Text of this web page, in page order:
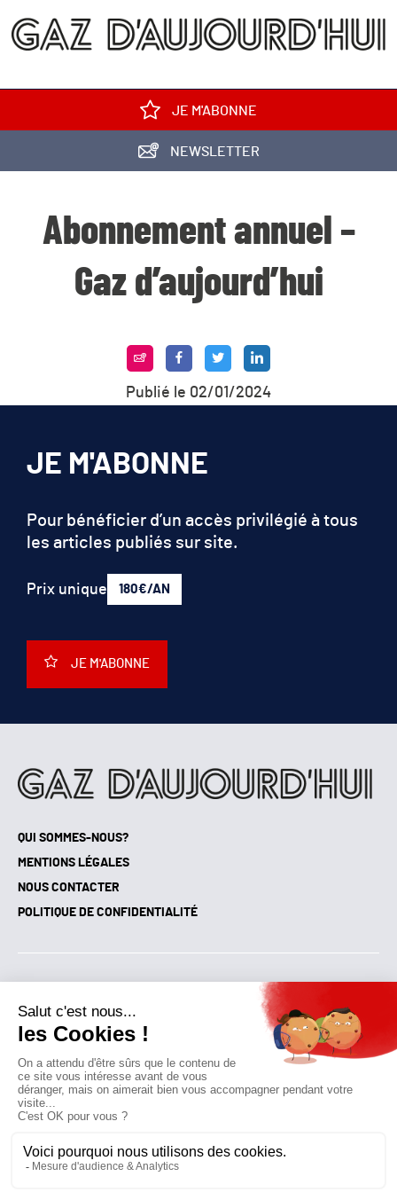
JE M'ABONNE
NEWSLETTER
Abonnement annuel –
Gaz d’aujourd’hui
Publié le 02/01/2024
QUI SOMMES-NOUS?
MENTIONS LÉGALES
NOUS CONTACTER
POLITIQUE DE CONFIDENTIALITÉ
Mes favoris
JE M'ABONNE
Pour bénéficier d’un accès privilégié à tous
les articles publiés sur site.
Prix unique 180€/AN
JE M'ABONNE